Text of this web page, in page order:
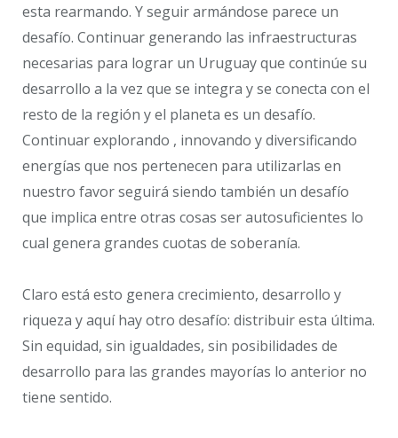
esta rearmando. Y seguir armándose parece un
desafío. Continuar generando las infraestructuras
necesarias para lograr un Uruguay que continúe su
desarrollo a la vez que se integra y se conecta con el
resto de la región y el planeta es un desafío.
Continuar explorando , innovando y diversificando
energías que nos pertenecen para utilizarlas en
nuestro favor seguirá siendo también un desafío
que implica entre otras cosas ser autosuficientes lo
cual genera grandes cuotas de soberanía.
Claro está esto genera crecimiento, desarrollo y
riqueza y aquí hay otro desafío: distribuir esta última.
Sin equidad, sin igualdades, sin posibilidades de
desarrollo para las grandes mayorías lo anterior no
tiene sentido.